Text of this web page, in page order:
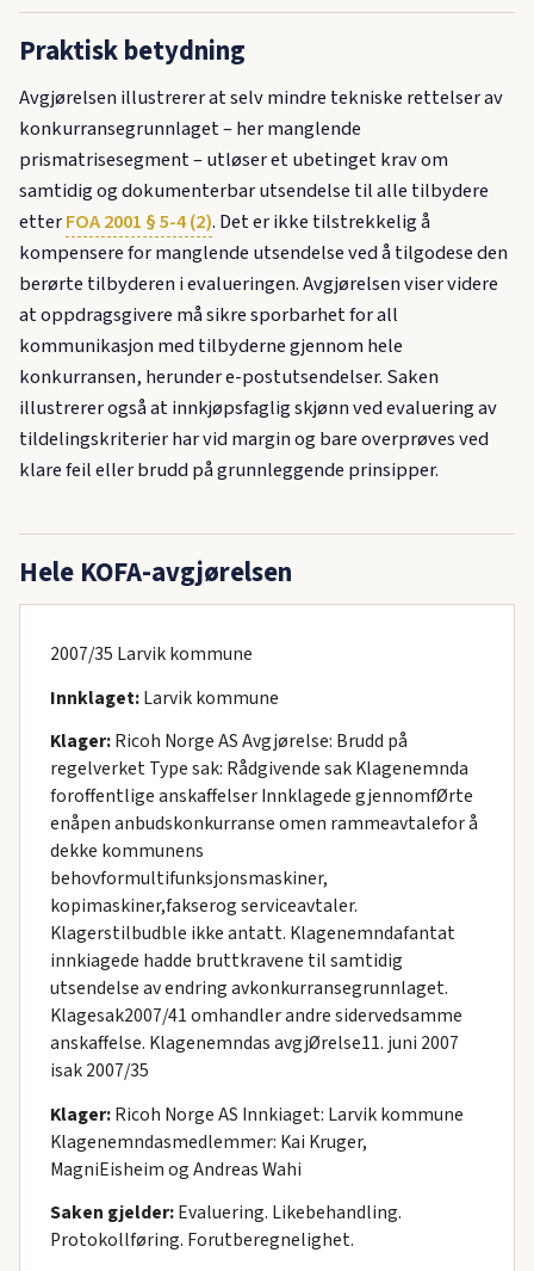
Praktisk betydning
Avgjørelsen illustrerer at selv mindre tekniske rettelser av
konkurransegrunnlaget – her manglende
prismatrisesegment – utløser et ubetinget krav om
samtidig og dokumenterbar utsendelse til alle tilbydere
etterFOA 2001 § 5-4 (2). Det er ikke tilstrekkelig å
kompensere for manglende utsendelse ved å tilgodese den
berørte tilbyderen i evalueringen. Avgjørelsen viser videre
at oppdragsgivere må sikre sporbarhet for all
kommunikasjon med tilbyderne gjennom hele
konkurransen, herunder e-postutsendelser. Saken
illustrerer også at innkjøpsfaglig skjønn ved evaluering av
tildelingskriterier har vid margin og bare overprøves ved
klare feil eller brudd på grunnleggende prinsipper.
Hele KOFA-avgjørelsen
2007/35 Larvik kommune
Innklaget:Larvik kommune
Klager:Ricoh Norge AS Avgjørelse: Brudd på
regelverket Type sak: Rådgivende sak Klagenemnda
foroffentlige anskaffelser Innklagede gjennomfØrte
enåpen anbudskonkurranse omen rammeavtalefor å
dekke kommunens
behovformultifunksjonsmaskiner,
kopimaskiner,fakserog serviceavtaler.
Klagerstilbudble ikke antatt. Klagenemndafantat
innkiagede hadde bruttkravene til samtidig
utsendelse av endring avkonkurransegrunnlaget.
Klagesak2007/41 omhandler andre sidervedsamme
anskaffelse. Klagenemndas avgjØrelse11. juni 2007
isak 2007/35
Klager:Ricoh Norge AS Innkiaget: Larvik kommune
Klagenemndasmedlemmer: Kai Kruger,
MagniEisheim og Andreas Wahi
Saken gjelder:Evaluering. Likebehandling.
Protokollføring. Forutberegnelighet.